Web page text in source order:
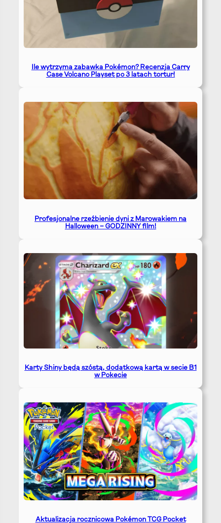
Ile wytrzyma zabawka Pokémon? Recenzja Carry
Case Volcano Playset po 3 latach tortur!
Profesjonalne rzeźbienie dyni z Marowakiem na
Halloween – GODZINNY film!
Karty Shiny będą szóstą, dodatkową kartą w secie B1
w Pokecie
Aktualizacja rocznicowa Pokémon TCG Pocket